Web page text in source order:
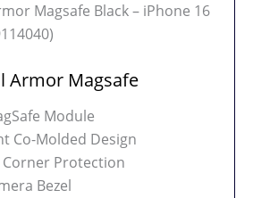
Magsafe Black – iPhone 16
Armor Magsafe
Module
Co-Molded Design
Corner Protection
Bezel